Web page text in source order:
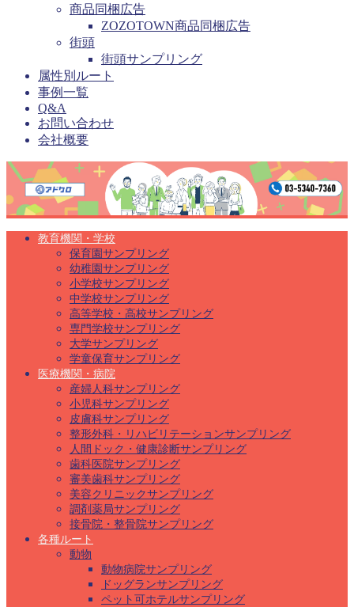
商品同梱広告
ZOZOTOWN商品同梱広告
街頭
街頭サンプリング
属性別ルート
事例一覧
Q&A
お問い合わせ
会社概要
教育機関・学校
保育園サンプリング
幼稚園サンプリング
小学校サンプリング
中学校サンプリング
高等学校・高校サンプリング
専門学校サンプリング
大学サンプリング
学童保育サンプリング
医療機関・病院
産婦人科サンプリング
小児科サンプリング
皮膚科サンプリング
整形外科・リハビリテーションサンプリング
人間ドック・健康診断サンプリング
歯科医院サンプリング
審美歯科サンプリング
美容クリニックサンプリング
調剤薬局サンプリング
接骨院・整骨院サンプリング
各種ルート
動物
動物病院サンプリング
ドッグランサンプリング
ペット可ホテルサンプリング